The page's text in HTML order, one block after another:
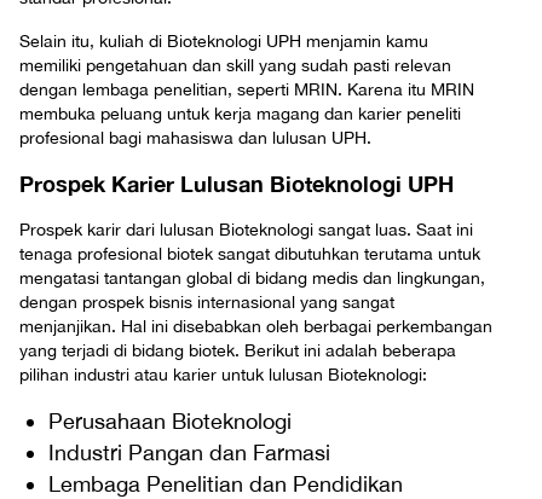
Selain itu, kuliah di Bioteknologi UPH menjamin kamu
memiliki pengetahuan dan skill yang sudah pasti relevan
dengan lembaga penelitian, seperti MRIN. Karena itu MRIN
membuka peluang untuk kerja magang dan karier peneliti
profesional bagi mahasiswa dan lulusan UPH.
Prospek Karier Lulusan Bioteknologi UPH
Prospek karir dari lulusan Bioteknologi sangat luas. Saat ini
tenaga profesional biotek sangat dibutuhkan terutama untuk
mengatasi tantangan global di bidang medis dan lingkungan,
dengan prospek bisnis internasional yang sangat
menjanjikan. Hal ini disebabkan oleh berbagai perkembangan
yang terjadi di bidang biotek. Berikut ini adalah beberapa
pilihan industri atau karier untuk lulusan Bioteknologi:
Perusahaan Bioteknologi
Industri Pangan dan Farmasi
Lembaga Penelitian dan Pendidikan